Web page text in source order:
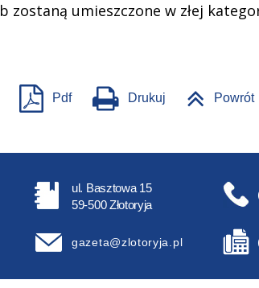
umieszczone w złej
Pdf Drukuj Powrót
ul. Basztowa 15
59-500 Złotoryja
gazeta@zlotoryja.pl